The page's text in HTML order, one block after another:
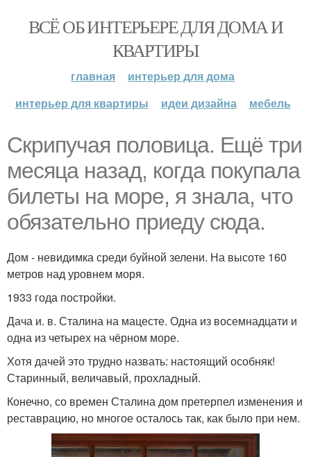
ВСЁ ОБ ИНТЕРЬЕРЕ ДЛЯ ДОМА И
КВАРТИРЫ
главная
интерьер для дома
интерьер для квартиры
идеи дизайна мебель
Скрипучая половица. Ещё три
месяца назад, когда покупала
билеты на море, я знала, что
обязательно приеду сюда.
Дом - невидимка среди буйной зелени. На высоте 160
метров над уровнем моря.
1933 года постройки.
Дача и. в. Сталина на мацесте. Одна из восемнадцати и
одна из четырех на чёрном море.
Хотя дачей это трудно назвать: настоящий особняк!
Старинный, величавый, прохладный.
Конечно, со времен Сталина дом претерпел изменения и
реставрацию, но многое осталось так, как было при нем.